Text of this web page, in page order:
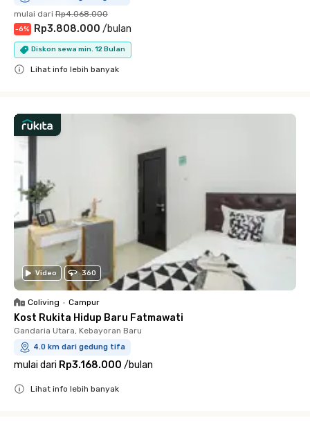
mulai dari Rp4.068.000
-6% Rp3.808.000 /bulan
Diskon sewa min. 12 Bulan
Lihat info lebih banyak
Video 360
Coliving • Campur
Kost Rukita Hidup Baru Fatmawati
Gandaria Utara, Kebayoran Baru
4.0 km dari gedung tifa
mulai dari Rp3.168.000 /bulan
Lihat info lebih banyak